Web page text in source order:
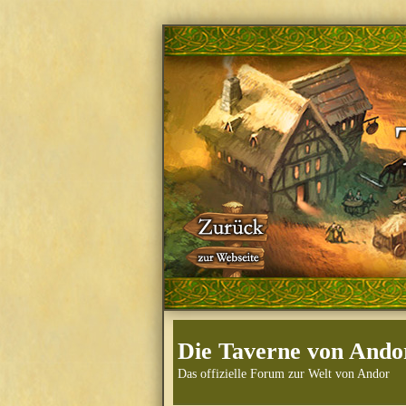
Die Taverne von
Das offizielle Forum zur Welt von Andor